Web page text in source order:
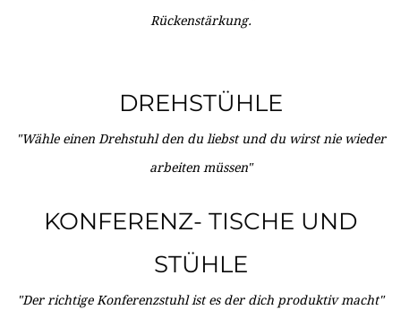
Rückenstärkung.
DREHSTÜHLE
"Wähle einen Drehstuhl den du liebst und du wirst nie wieder
arbeiten müssen"
KONFERENZ- TISCHE UND
STÜHLE
"Der richtige Konferenzstuhl ist es der dich produktiv macht"